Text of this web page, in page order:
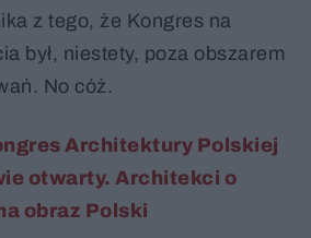
z tego, że Kongres na
był, niestety, poza obszarem
No cóż.
Architektury Polskiej
otwarty. Architekci o
obraz Polski